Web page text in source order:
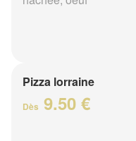
Pizza lorraine
Dès 9.50 €